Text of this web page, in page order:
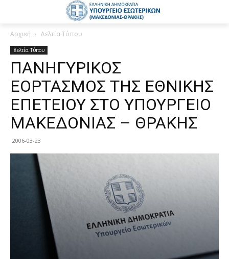
Αρχική Δελτία Τύπου
Δελτία Τύπου
ΠΑΝΗΓΥΡΙΚΟΣ
ΕΟΡΤΑΣΜΟΣ ΤΗΣ ΕΘΝΙΚΗΣ
ΕΠΕΤΕΙΟΥ ΣΤΟ ΥΠΟΥΡΓΕΙΟ
ΜΑΚΕΔΟΝΙΑΣ – ΘΡΑΚΗΣ
2006-03-23